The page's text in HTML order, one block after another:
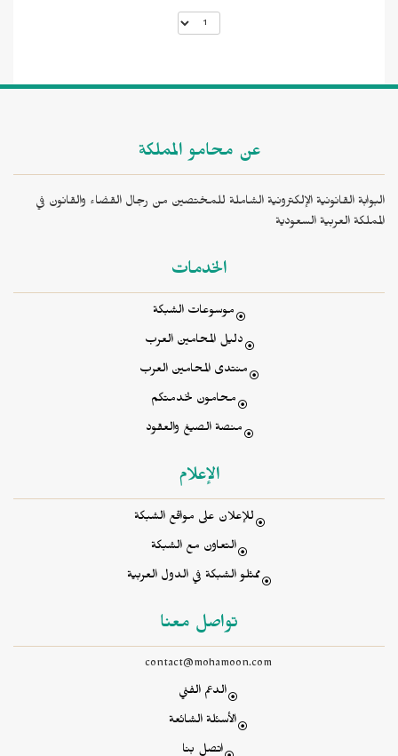
عن محامو المملكة
البوابة القانونية الإلكترونية الشاملة للمختصين من رجال القضاء والقانون في
المملكة العربية السعودية
الخدمات
موسوعات الشبكة
دليل المحامين العرب
منتدى المحامين العرب
محامون لخدمتكم
منصة الصيغ والعقود
الإعلام
للإعلان على مواقع الشبكة
التعاون مع الشبكة
ممثلو الشبكة في الدول العربية
تواصل معنا
contact@mohamoon.com
الدعم الفني
الأسئلة الشائعة
اتصل بنا